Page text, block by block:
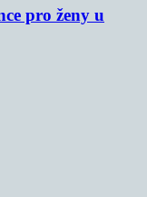
pro ženy u